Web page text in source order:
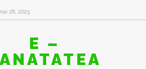
28, 2023
E –